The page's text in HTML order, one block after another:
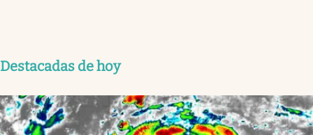
Destacadas de hoy